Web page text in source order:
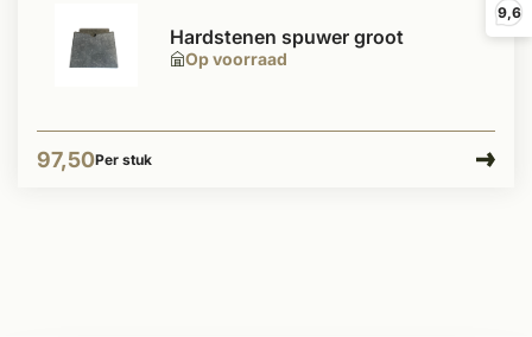
9,6
Op voorraad
Hardstenen spuwer groot
97,50Per stuk